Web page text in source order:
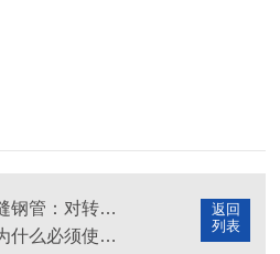
返回
列表
汽车行业用无缝钢管：对转向系统与传动轴管的要求
液压系统管路为什么必须使用精密无缝钢管？